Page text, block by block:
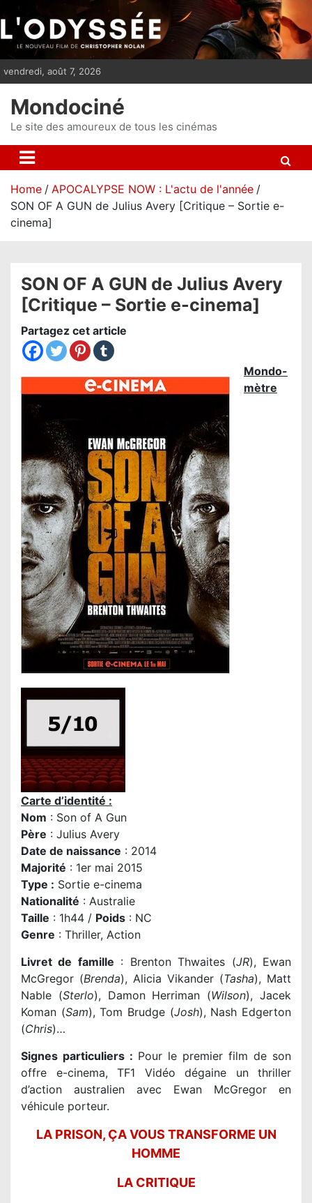
i
p
n
vendredi, août 7, 2026
Mondociné
Le site des amoureux de tous les cinémas
Home
APOCALYPSE NOW : L'actu de l'année
SON OF A GUN de Julius Avery [Critique – Sortie e-
cinema]
SON OF A GUN de Julius Avery
[Critique – Sortie e-cinema]
Partagez cet article
Mondo-
mètre
Carte d’identité :
Nom : Son of A Gun
Père : Julius Avery
Date de naissance : 2014
Majorité : 1er mai 2015
Type : Sortie e-cinema
Nationalité : Australie
Taille : 1h44 / Poids : NC
Genre : Thriller, Action
Livret de famille : Brenton Thwaites (JR), Ewan
McGregor (Brenda), Alicia Vikander (Tasha), Matt
Nable (Sterlo), Damon Herriman (Wilson), Jacek
Koman (Sam), Tom Brudge (Josh), Nash Edgerton
(Chris)…
Signes particuliers : Pour le premier film de son
offre e-cinema, TF1 Vidéo dégaine un thriller
d’action australien avec Ewan McGregor en
véhicule porteur.
LA PRISON, ÇA VOUS TRANSFORME UN
HOMME
LA CRITIQUE